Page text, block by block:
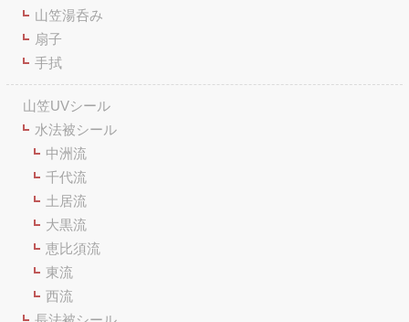
山笠湯呑み
扇子
手拭
山笠UVシール
水法被シール
中洲流
千代流
土居流
大黒流
恵比須流
東流
西流